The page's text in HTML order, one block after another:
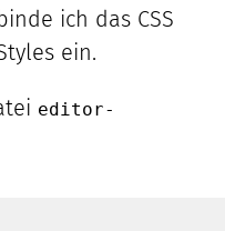
ich das CSS
ein.
editor-